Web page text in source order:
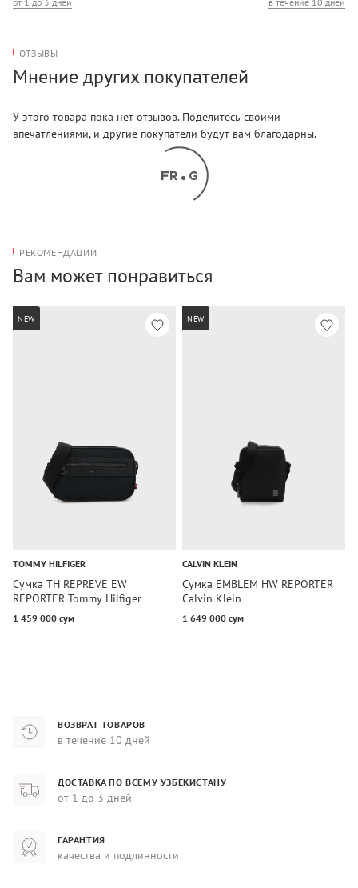
Отделения/карманы (внешние): один карман
ОТЗЫВЫ
Мнение других покупателей
У этого товара пока нет отзывов. Поделитесь своими
впечатлениями, и другие покупатели будут вам благодарны.
РЕКОМЕНДАЦИИ
Вам может понравиться
NEW
TOMMY HILFIGER
Сумка TH REPREVE EW
REPORTER Tommy Hilfiger
1 459 000 сум
NEW
CALVIN KLEIN
Сумка EMBLEM HW REPORTER
Calvin Klein
1 649 000 сум
ВОЗВРАТ ТОВАРОВ
в течение 10 дней
ДОСТАВКА ПО ВСЕМУ УЗБЕКИСТАНУ
от 1 до 3 дней
ГАРАНТИЯ
качества и подлинности